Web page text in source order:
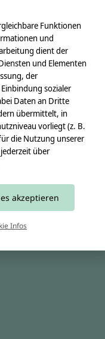
es nicht
Funktionen
und
dient der
und Elementen
der
sozialer
Daten an Dritte
übermittelt, in
vorliegt (z. B.
die Nutzung unserer
über
akzeptieren
Infos